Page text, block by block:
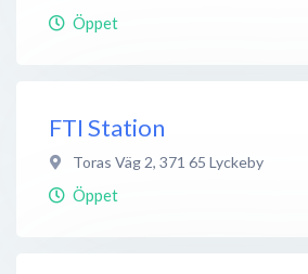
Öppet
FTI Station
Toras Väg 2, 371 65 Lyckeby
Öppet